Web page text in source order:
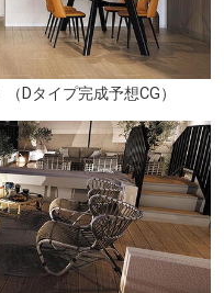
Dタイプ完成予想CG）